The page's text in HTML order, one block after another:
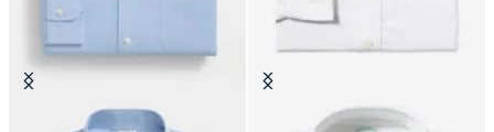
Chemise Regular Fit en Coton à
Chemise Slim Fit Non-Iron Oxford